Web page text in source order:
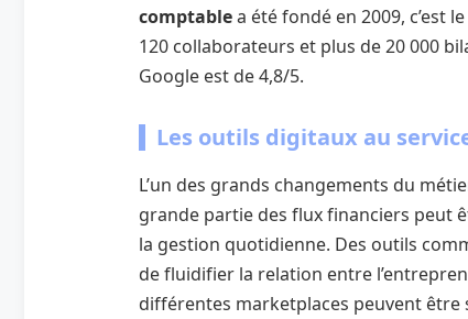
comptablea étéfondé en 2009, c’est
120 collaborateurs et plus de 20 000
Google est de 4,8/5.
Les outils digitaux au
L’un des grands changements du
grande partie des flux financiers peut
la gestion quotidienne. Des outils
de fluidifier la relation entre
différentes marketplaces peuvent être